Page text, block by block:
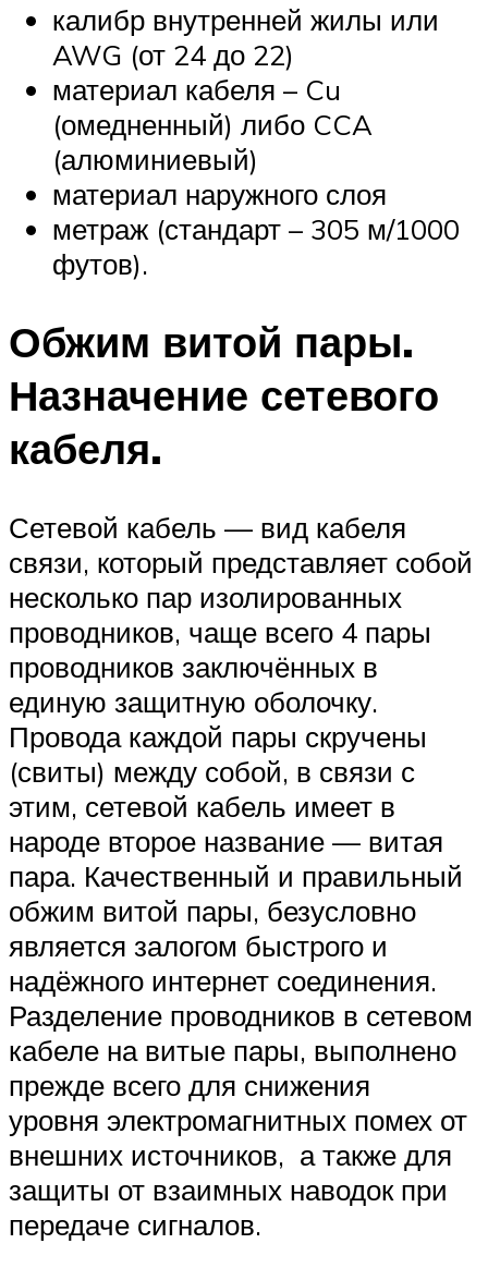
калибр внутренней жилы или
AWG (от 24 до 22)
материал кабеля – Cu
(омедненный) либо CCA
(алюминиевый)
материал наружного слоя
метраж (стандарт – 305 м/1000
футов).
Обжим витой пары.
Назначение сетевого
кабеля.
Сетевой кабель — вид кабеля
связи, который представляет собой
несколько пар изолированных
проводников, чаще всего 4 пары
проводников заключённых в
единую защитную оболочку.
Провода каждой пары скручены
(свиты) между собой, в связи с
этим, сетевой кабель имеет в
народе второе название — витая
пара. Качественный и правильный
обжим витой пары, безусловно
является залогом быстрого и
надёжного интернет соединения.
Разделение проводников в сетевом
кабеле на витые пары, выполнено
прежде всего для снижения
уровня электромагнитных помех от
внешних источников, а также для
защиты от взаимных наводок при
передаче сигналов.